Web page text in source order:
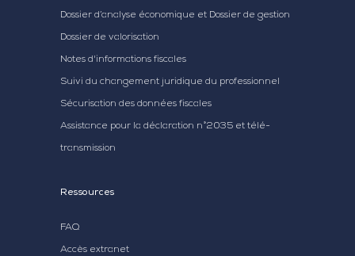
Dossier d’analyse économique et Dossier de gestion
Dossier de valorisation
Notes d'informations fiscales
Suivi du changement juridique du professionnel
Sécurisation des données fiscales
Assistance pour la déclaration n°2035 et télé-
transmission
Ressources
FAQ
Accès extranet